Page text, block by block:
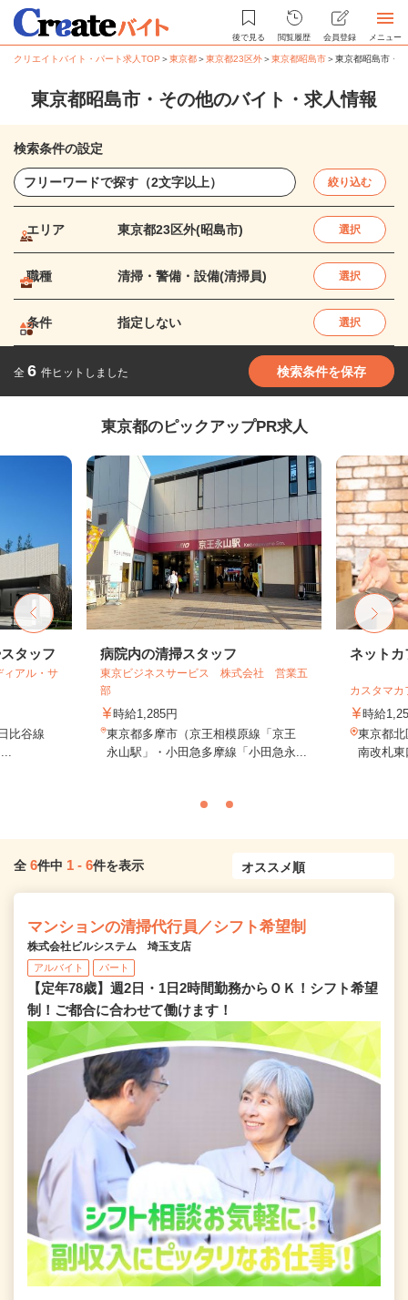
後で見る 閲覧履歴 会員登録 メニュー
クリエイトバイト・パート求人TOP ＞東京都＞東京都23区外＞東京都昭島市＞東京都昭島市・
東京都昭島市・その他のバイト・求人情報
検索条件の設定
絞り込む
エリア 東京都23区外(昭島市) 選択
職種 清掃・警備・設備(清掃員) 選択
条件 指定しない 選択
全 6 件ヒットしました 検索条件を保存
東京都のピックアップPR求人
タッフ
ィアル・サ
比谷線
病院内の清掃スタッフ
東京ビジネスサービス 株式会社 営業五
部
時給1,285円
東京都多摩市（京王相模原線「京王
永山駅」・小田急多摩線「小田急永...
ネットカ
カスタマ
時給
東京都北
南改札
全 6件中 1 - 6件を表示
マンションの清掃代行員／シフト希望制
株式会社ビルシステム 埼玉支店
アルバイト パート
【定年78歳】週2日・1日2時間勤務からＯＫ！シフト希望
制！ご都合に合わせて働けます！